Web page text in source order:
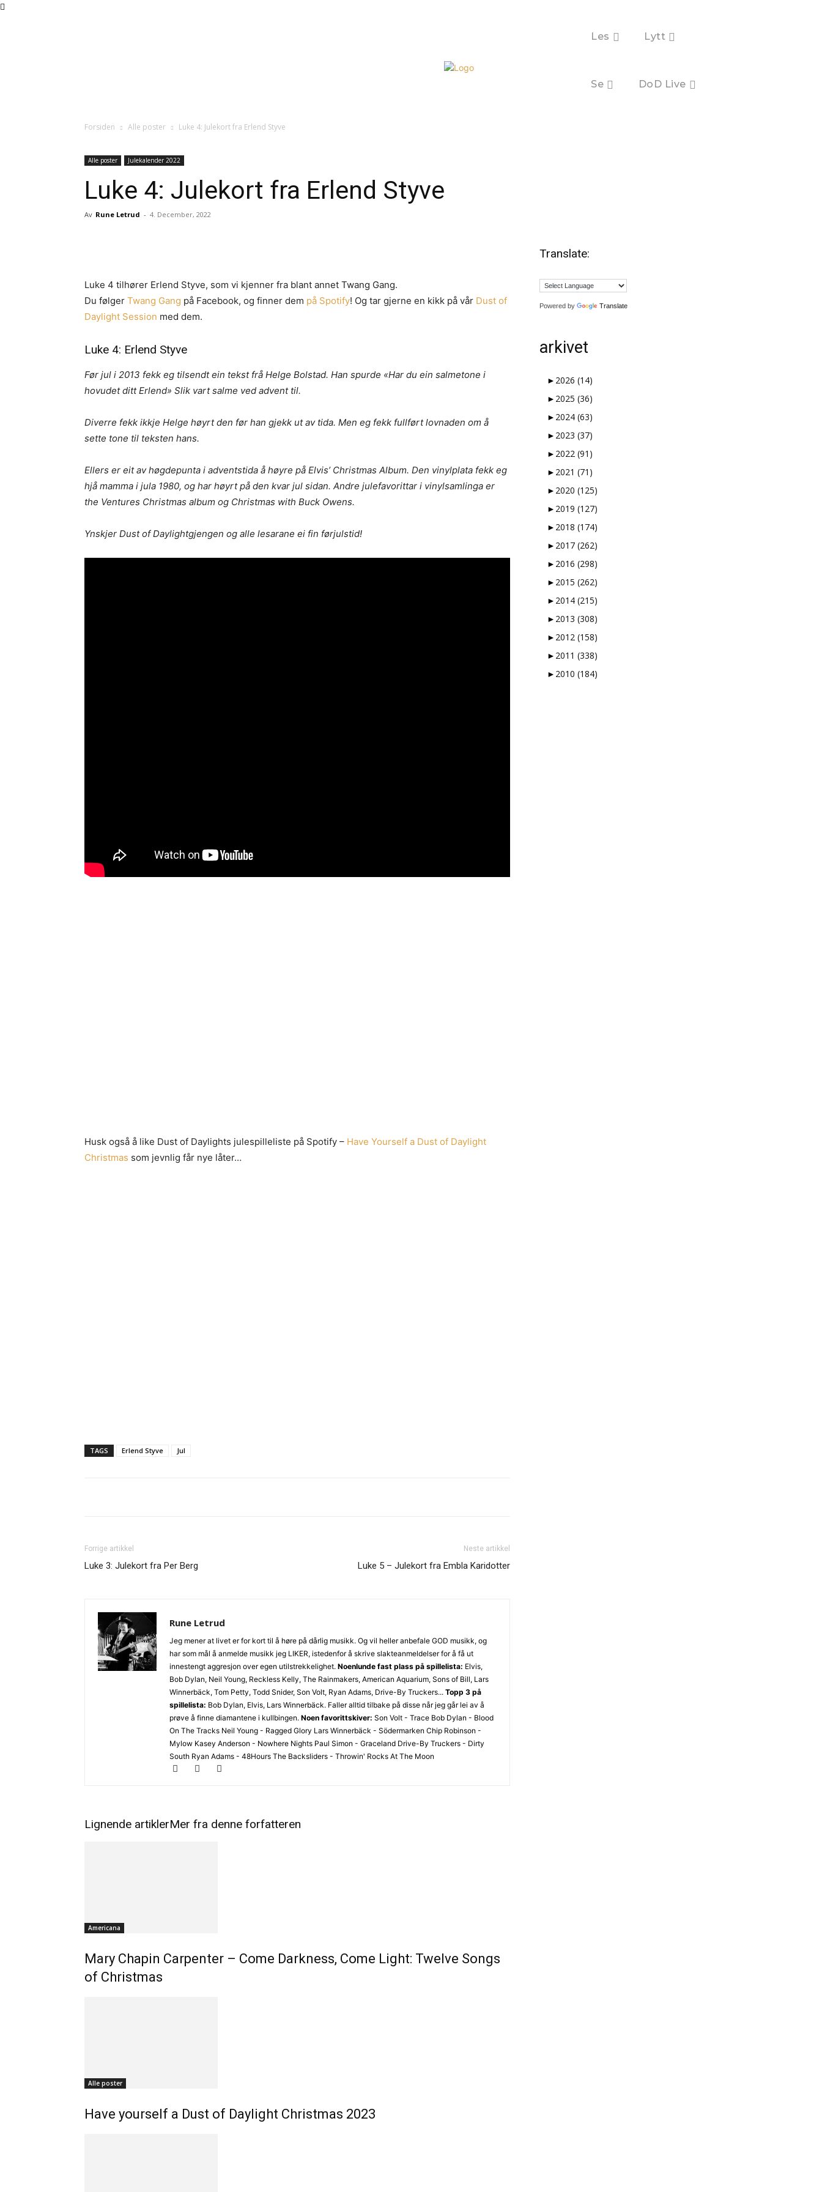
Les Lytt
Se DoD Live
Forsiden Alle poster Luke 4: Julekort fra Erlend Styve
Alle poster Julekalender 2022
Luke 4: Julekort fra Erlend Styve
Av Rune Letrud - 4. December, 2022
Luke 4 tilhører Erlend Styve, som vi kjenner fra blant annet Twang Gang.
Du følger Twang Gang på Facebook, og finner dem på Spotify! Og tar gjerne en kikk på vår Dust of
Daylight Session med dem.
Luke 4: Erlend Styve
Før jul i 2013 fekk eg tilsendt ein tekst frå Helge Bolstad. Han spurde «Har du ein salmetone i
hovudet ditt Erlend» Slik vart salme ved advent til.
Diverre fekk ikkje Helge høyrt den før han gjekk ut av tida. Men eg fekk fullført lovnaden om å
sette tone til teksten hans.
Ellers er eit av høgdepunta i adventstida å høyre på Elvis’ Christmas Album. Den vinylplata fekk eg
hjå mamma i jula 1980, og har høyrt på den kvar jul sidan. Andre julefavorittar i vinylsamlinga er
the Ventures Christmas album og Christmas with Buck Owens.
Ynskjer Dust of Daylightgjengen og alle lesarane ei fin førjulstid!
Husk også å like Dust of Daylights julespilleliste på Spotify – Have Yourself a Dust of Daylight
Christmas som jevnlig får nye låter…
TAGS Erlend Styve Jul
Forrige artikkel
Luke 3: Julekort fra Per Berg
Neste artikkel
Luke 5 – Julekort fra Embla Karidotter
Rune Letrud
Jeg mener at livet er for kort til å høre på dårlig musikk. Og vil heller anbefale GOD musikk, og
har som mål å anmelde musikk jeg LIKER, istedenfor å skrive slakteanmeldelser for å få ut
innestengt aggresjon over egen utilstrekkelighet. Noenlunde fast plass på spillelista: Elvis,
Bob Dylan, Neil Young, Reckless Kelly, The Rainmakers, American Aquarium, Sons of Bill, Lars
Winnerbäck, Tom Petty, Todd Snider, Son Volt, Ryan Adams, Drive-By Truckers... Topp 3 på
spillelista: Bob Dylan, Elvis, Lars Winnerbäck. Faller alltid tilbake på disse når jeg går lei av å
prøve å finne diamantene i kullbingen. Noen favorittskiver: Son Volt - Trace Bob Dylan - Blood
On The Tracks Neil Young - Ragged Glory Lars Winnerbäck - Södermarken Chip Robinson -
Mylow Kasey Anderson - Nowhere Nights Paul Simon - Graceland Drive-By Truckers - Dirty
South Ryan Adams - 48Hours The Backsliders - Throwin' Rocks At The Moon
Lignende artiklerMer fra denne forfatteren
Americana
Mary Chapin Carpenter – Come Darkness, Come Light: Twelve Songs
of Christmas
Alle poster
Have yourself a Dust of Daylight Christmas 2023
Translate:
Powered by Translate
arkivet
► 2026 (14)
► 2025 (36)
► 2024 (63)
► 2023 (37)
► 2022 (91)
► 2021 (71)
► 2020 (125)
► 2019 (127)
► 2018 (174)
► 2017 (262)
► 2016 (298)
► 2015 (262)
► 2014 (215)
► 2013 (308)
► 2012 (158)
► 2011 (338)
► 2010 (184)